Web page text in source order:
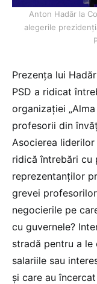
Anton Hadăr la
alegerile
Prezența lui
PSD a ridicat
organizației
profesorii din
Asocierea
ridică întrebări cu
reprezentanților
grevei
negocierile pe
cu guvernele?
stradă pentru a le
salariile sau
și care au